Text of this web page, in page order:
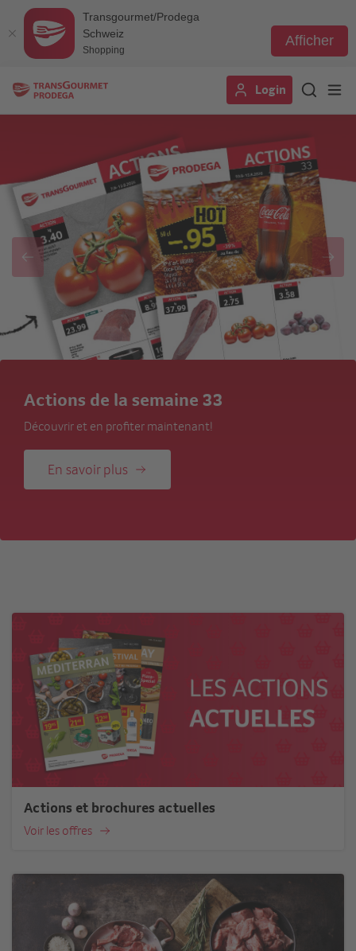
Transgourmet/Prodega
Schweiz
Shopping
Afficher
Login
Des boissons pleines d’atouts
Les boissons énergisantes à la conquête des restaurants
En savoir plus
Actions et brochures actuelles
Voir les offres